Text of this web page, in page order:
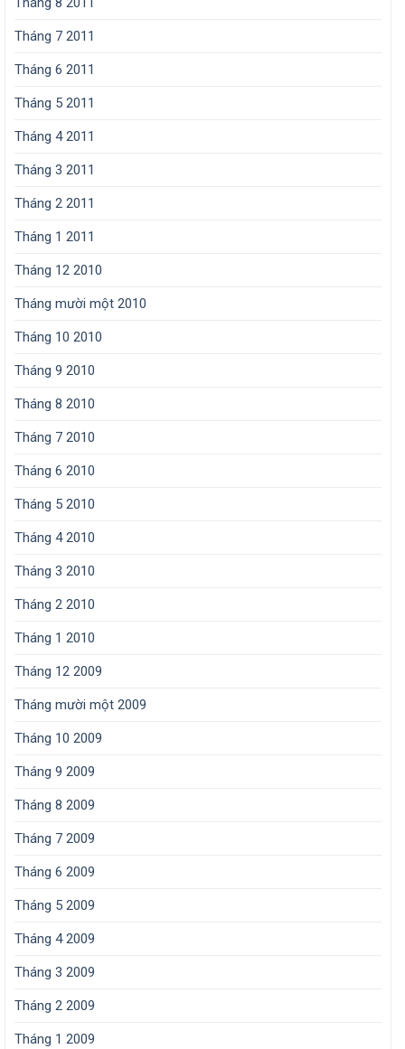
Tháng 7 2011
Tháng 6 2011
Tháng 5 2011
Tháng 4 2011
Tháng 3 2011
Tháng 2 2011
Tháng 1 2011
Tháng 12 2010
Tháng mười một 2010
Tháng 10 2010
Tháng 9 2010
Tháng 8 2010
Tháng 7 2010
Tháng 6 2010
Tháng 5 2010
Tháng 4 2010
Tháng 3 2010
Tháng 2 2010
Tháng 1 2010
Tháng 12 2009
Tháng mười một 2009
Tháng 10 2009
Tháng 9 2009
Tháng 8 2009
Tháng 7 2009
Tháng 6 2009
Tháng 5 2009
Tháng 4 2009
Tháng 3 2009
Tháng 2 2009
Tháng 1 2009